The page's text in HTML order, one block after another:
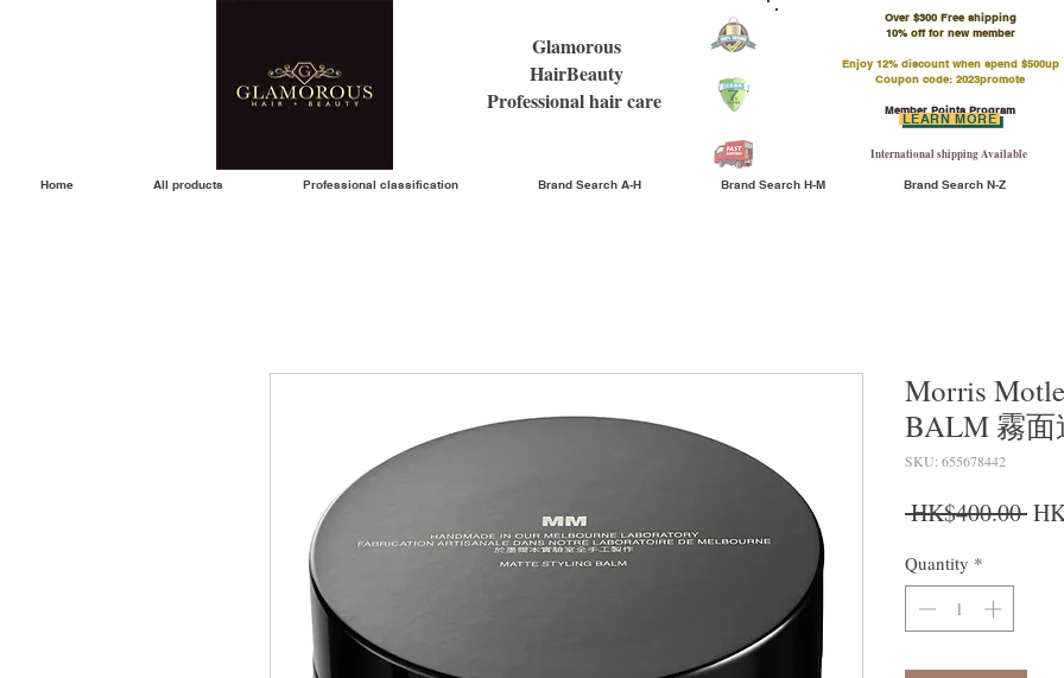
Glamorous
HairBeauty
Professional hair care
Over $300 Free shipping
​10% off for new member
Enjoy 12% discount when spend $500up
Coupon code: 2023promote
Member Points Program
International shipping Available
LEARN MORE
Home All products Professional classification Brand Search A-H Brand Search H-M Brand Search N-Z
Morris
BALM 霧面
SKU: 655678442
HK$400.00
Quantity *